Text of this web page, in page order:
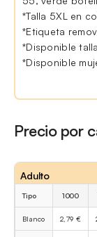
*Talla 5XL en
*Etiqueta
*Disponible
*Disponible
Precio por
Adulto
Tipo 1000
Blanco 2,79 €